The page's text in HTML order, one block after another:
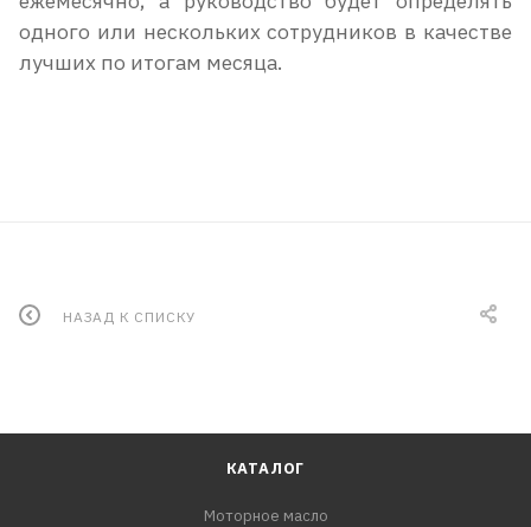
одного или нескольких сотрудников в качестве
лучших по итогам месяца.
НАЗАД К СПИСКУ
КАТАЛОГ
Моторное масло